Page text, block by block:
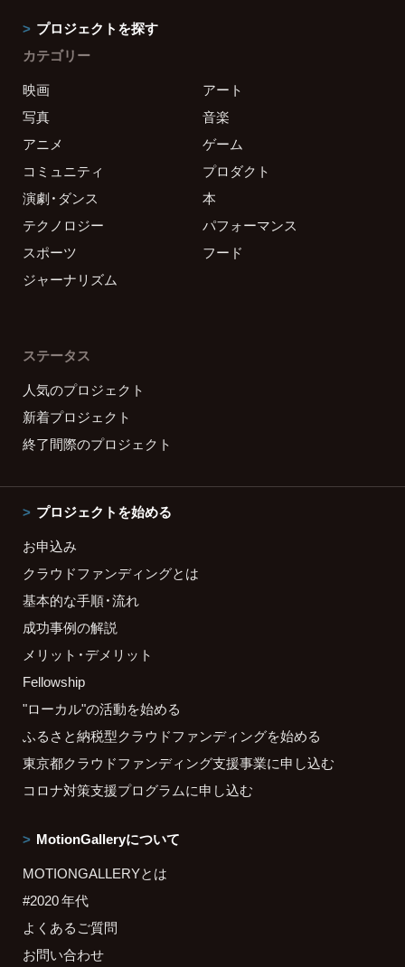
プロジェクトを探す
カテゴリー
映画
アート
写真
音楽
アニメ
ゲーム
コミュニティ
プロダクト
演劇・ダンス
本
テクノロジー
パフォーマンス
スポーツ
フード
ジャーナリズム
ステータス
人気のプロジェクト
新着プロジェクト
終了間際のプロジェクト
プロジェクトを始める
お申込み
クラウドファンディングとは
基本的な手順・流れ
成功事例の解説
メリット・デメリット
Fellowship
"ローカル"の活動を始める
ふるさと納税型クラウドファンディングを始める
東京都クラウドファンディング支援事業に申し込む
コロナ対策支援プログラムに申し込む
MotionGalleryについて
MOTIONGALLERYとは
#2020 年代
よくあるご質問
お問い合わせ